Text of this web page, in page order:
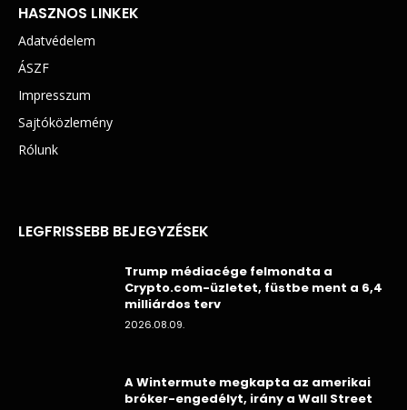
HASZNOS LINKEK
Adatvédelem
ÁSZF
Impresszum
Sajtóközlemény
Rólunk
LEGFRISSEBB BEJEGYZÉSEK
Trump médiacége felmondta a
Crypto.com-üzletet, füstbe ment a 6,4
milliárdos terv
2026.08.09.
A Wintermute megkapta az amerikai
bróker-engedélyt, irány a Wall Street